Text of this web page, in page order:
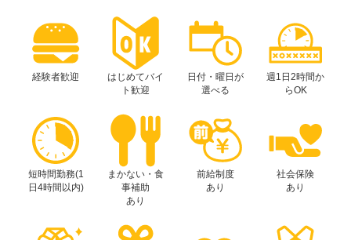
経験者歓迎
はじめてバイ
ト歓迎
日付・曜日が
選べる
週1日2時間か
らOK
短時間勤務(1
日4時間以内)
まかない・食
事補助
あり
前給制度
あり
社会保険
あり